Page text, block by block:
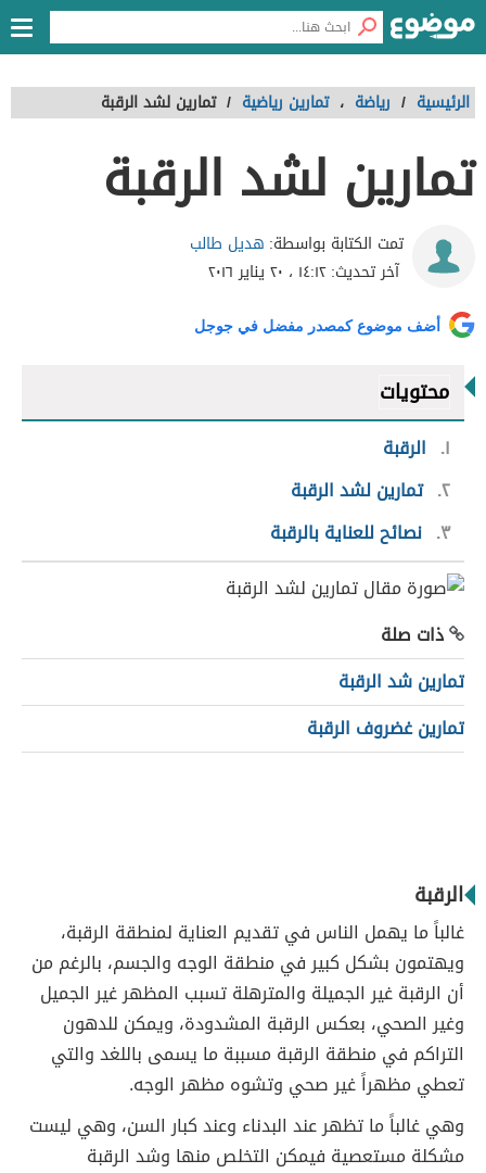
الرئيسية / رياضة ، تمارين رياضية / تمارين لشد الرقبة
تمارين لشد الرقبة
تمت الكتابة بواسطة: هديل طالب
آخر تحديث:١٤:١٢ ، ٢٠ يناير ٢٠١٦
أضف موضوع كمصدر مفضل في جوجل
محتويات
١
الرقبة
٢ تمارين لشد الرقبة
٣ نصائح للعناية بالرقبة
ذات صلة
تمارين شد الرقبة
تمارين غضروف الرقبة
الرقبة
غالباً ما يهمل الناس في تقديم العناية لمنطقة الرقبة،
ويهتمون بشكل كبير في منطقة الوجه والجسم، بالرغم من
أن الرقبة غير الجميلة والمترهلة تسبب المظهر غير الجميل
وغير الصحي، بعكس الرقبة المشدودة، ويمكن للدهون
التراكم في منطقة الرقبة مسببة ما يسمى باللغد والتي
تعطي مظهراً غير صحي وتشوه مظهر الوجه.
وهي غالباً ما تظهر عند البدناء وعند كبار السن، وهي ليست
مشكلة مستعصية فيمكن التخلص منها وشد الرقبة